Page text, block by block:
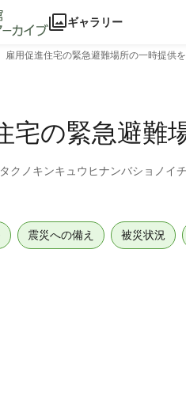
ギャラリー
雇用促進住宅の緊急避難場所の一時提供
宅の緊急避難
クノキンキュウヒナンバショノイ
震災への備え 被災状況